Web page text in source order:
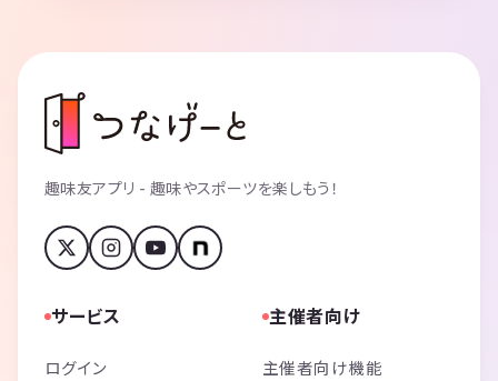
趣味友アプリ - 趣味やスポーツを楽しもう！
サービス
ログイン
主催者向け
主催者向け機能